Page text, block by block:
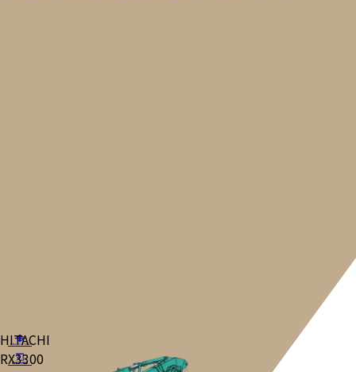
HITACHI
RX3300